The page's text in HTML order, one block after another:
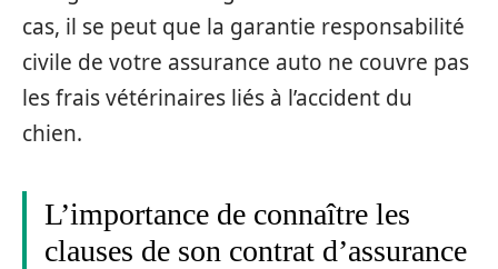
cas, il se peut que la garantie responsabilité
civile de votre assurance auto ne couvre pas
les frais vétérinaires liés à l’accident du
chien.
L’importance de connaître les
clauses de son contrat d’assurance